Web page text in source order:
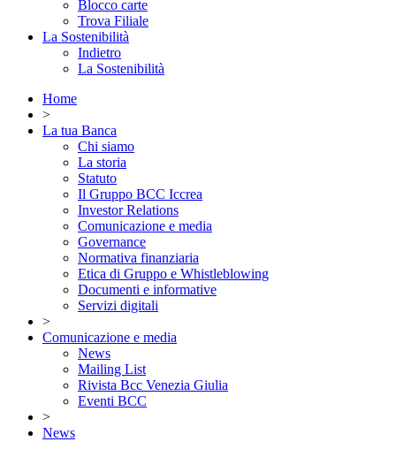
Blocco carte
Trova Filiale
La Sostenibilità
Indietro
La Sostenibilità
Home
>
La tua Banca
Chi siamo
La storia
Statuto
Il Gruppo BCC Iccrea
Investor Relations
Comunicazione e media
Governance
Normativa finanziaria
Etica di Gruppo e Whistleblowing
Documenti e informative
Servizi digitali
>
Comunicazione e media
News
Mailing List
Rivista Bcc Venezia Giulia
Eventi BCC
>
News